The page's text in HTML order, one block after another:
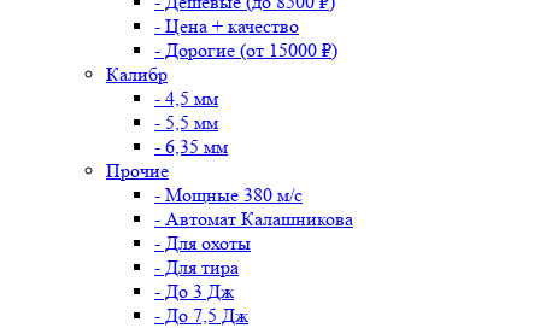
- Цена + качество
- Дорогие (от 15000 ₽)
Калибр
- 4,5 мм
- 5,5 мм
- 6,35 мм
Прочие
- Мощные 380 м/с
- Автомат Калашникова
- Для охоты
- Для тира
- До 3 Дж
- До 7,5 Дж